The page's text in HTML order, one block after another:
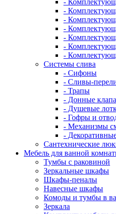
-
-
-
-
-
-
-
Системы слива
- Сифоны
- Сливы-
- Трапы
- Донные
- Душевые
- Гофры и
- Механизмы
-
Сантехнические
Мебель для ванной
Тумбы с раковиной
Зеркальные шкафы
Шкафы-пеналы
Навесные шкафы
Комоды и тумбы в
Зеркала